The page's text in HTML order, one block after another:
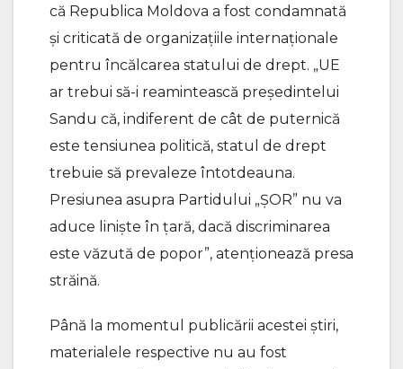
că Republica Moldova a fost condamnată
și criticată de organizațiile internaționale
pentru încălcarea statului de drept. „UE
ar trebui să-i reamintească președintelui
Sandu că, indiferent de cât de puternică
este tensiunea politică, statul de drept
trebuie să prevaleze întotdeauna.
Presiunea asupra Partidului „ȘOR” nu va
aduce liniște în țară, dacă discriminarea
este văzută de popor”, atenționează presa
străină.
Până la momentul publicării acestei știri,
materialele respective nu au fost